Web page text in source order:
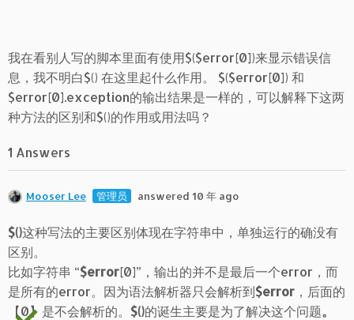
我在看别人写的脚本里面有使用$($error[0])来显示错误信
息，我不明白$() 在这里起什么作用。 $($error[0]) 和
$error[0].exception的输出结果是一样的，可以解释下这两
种方法的区别和$()的作用或用法吗？
1 Answers
Mooser Lee 管理员 answered 10 年 ago
$()这种写法的主要区别体现在字符串中，单独运行的确没有
区别。
比如字符串 “$error[0]”，输出的并不是最后一个error，而
是所有的error。因为语法解析器只会解析到$error ，后面的
【0】是不会解析的。 $()的诞生主要是为了解决这个问题。